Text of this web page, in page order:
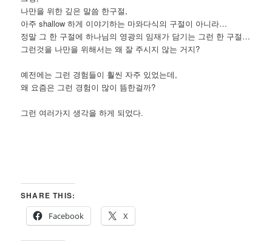
나만을 위한 깊은 말씀 한구절,
아주 shallow 하게 이야기하는 마와다식의 구절이 아니라…
정말 그 한 구절에 하나님의 영광의 임재가 담기는 그런 한 구절…
그런것을 나만을 위해서는 왜 잘 주시지 않는 거지?
예전에는 그런 경험들이 훨씬 자주 있었는데,
왜 요즘은 그런 경험이 많이 뜸한걸까?
그런 여러가지 생각을 하게 되었다.
SHARE THIS:
Facebook
X